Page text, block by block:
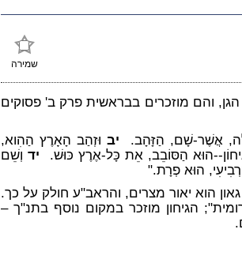
שמירה
והם מוזכרים בבראשית פרק ב' פסוקים
אֲשֶׁר-שָׁם, הַזָּהָב. יב וּזְהַב הָאָרֶץ הַהִוא,
הוּא הַסּוֹבֵב, אֵת כָּל-אֶרֶץ כּוּשׁ. ידוְשֵׁם
הוּא פְרָת."
הוא יאור מצרים, והראב"ע חולק על כך.
הגיחון מוזכר במקום נוסף בתנ"ך –